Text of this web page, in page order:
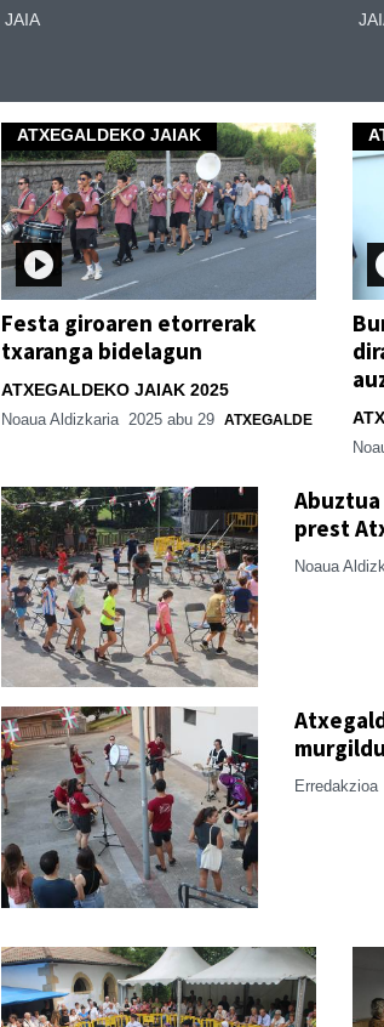
JAIA
ATXEGALDEKO JAIAK
Festa giroaren etorrerak
txaranga bidelagun
ATXEGALDEKO JAIAK 2025
Noaua Aldizkaria 2025 abu 29 ATXEGALDE
prest
Noaua
Erredakzioa